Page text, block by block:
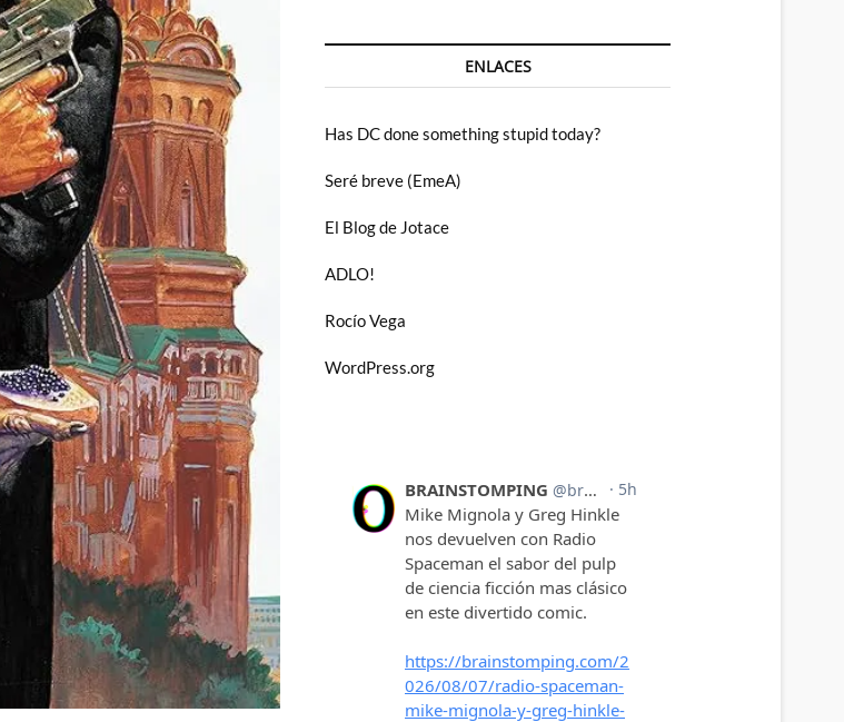
ENLACES
Has DC done something stupid today?
Seré breve (EmeA)
El Blog de Jotace
ADLO!
Rocío Vega
WordPress.org